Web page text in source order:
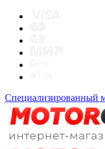
Специализированный